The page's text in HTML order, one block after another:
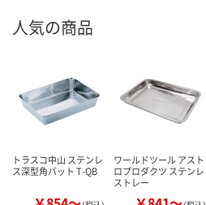
人気の商品
トラスコ中山 ステンレ
ス深型角バット T-QB
ワールドツール アスト
ロプロダクツ ステンレ
ストレー